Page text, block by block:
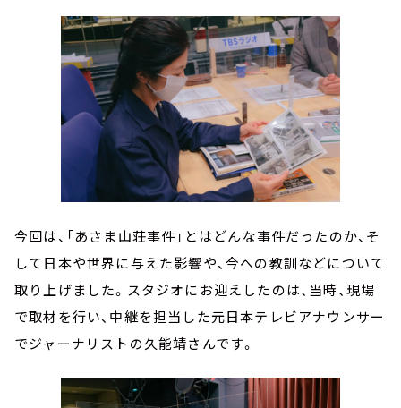
今回は、「あさま山荘事件」とはどんな事件だったのか、そ
して日本や世界に与えた影響や、今への教訓などについて
取り上げました。スタジオにお迎えしたのは、当時、現場
で取材を行い、中継を担当した元日本テレビアナウンサー
でジャーナリストの久能靖さんです。